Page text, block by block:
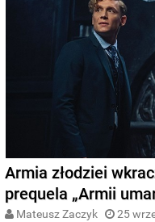
Armia złodziei
prequela „Armii
Mateusz Zaczyk 25